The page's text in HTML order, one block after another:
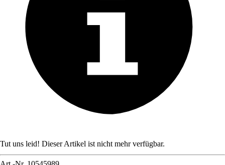
Tut uns leid! Dieser Artikel ist nicht mehr verfügbar.